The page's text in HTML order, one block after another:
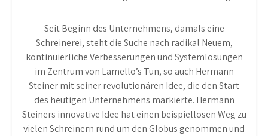
Seit Beginn des Unternehmens, damals eine
Schreinerei, steht die Suche nach radikal Neuem,
kontinuierliche Verbesserungen und Systemlösungen
im Zentrum von Lamello’s Tun, so auch Hermann
Steiner mit seiner revolutionären Idee, die den Start
des heutigen Unternehmens markierte. Hermann
Steiners innovative Idee hat einen beispiellosen Weg zu
vielen Schreinern rund um den Globus genommen und